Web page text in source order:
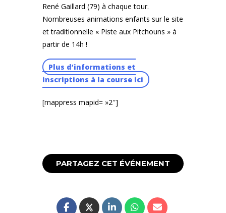
René Gaillard (79) à chaque tour.
Nombreuses animations enfants sur le site
et traditionnelle « Piste aux Pitchouns » à
partir de 14h !
Plus d’informations et
inscriptions à la course ici
[mappress mapid= »2″]
PARTAGEZ CET ÉVÉNEMENT